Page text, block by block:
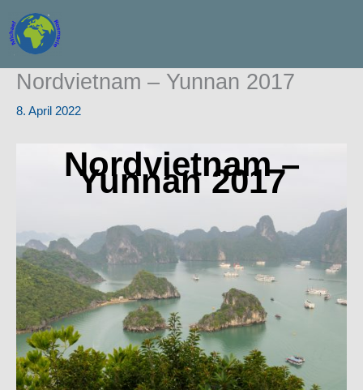
Inhalt
springen
Nordvietnam – Yunnan 2017
8. April 2022
Nordvietnam –
Yunnan 2017